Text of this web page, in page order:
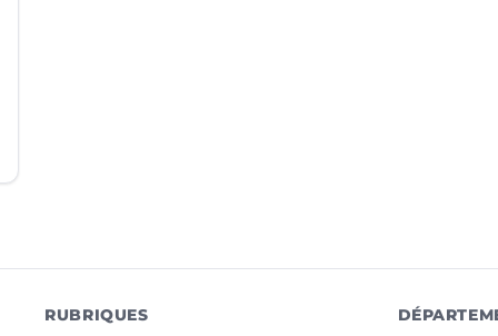
RUBRIQUES